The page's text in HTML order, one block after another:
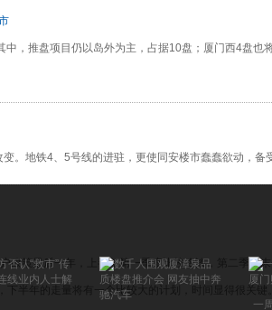
，推盘项目仍以岛外为主，占据10盘；厦门西4盘也
。地铁4、5号线的进驻，更使同安楼市蠢蠢欲动，备
政策最后一年，上半年第一季度比较冷淡，第二季度
下半年的走量将有一个比较大的计划，时间显得很关键
一